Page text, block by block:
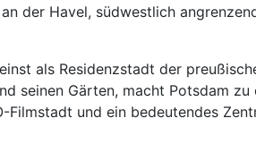
der Havel, südwestlich
als Residenzstadt der
seinen Gärten, macht Potsdam
und ein bedeutendes